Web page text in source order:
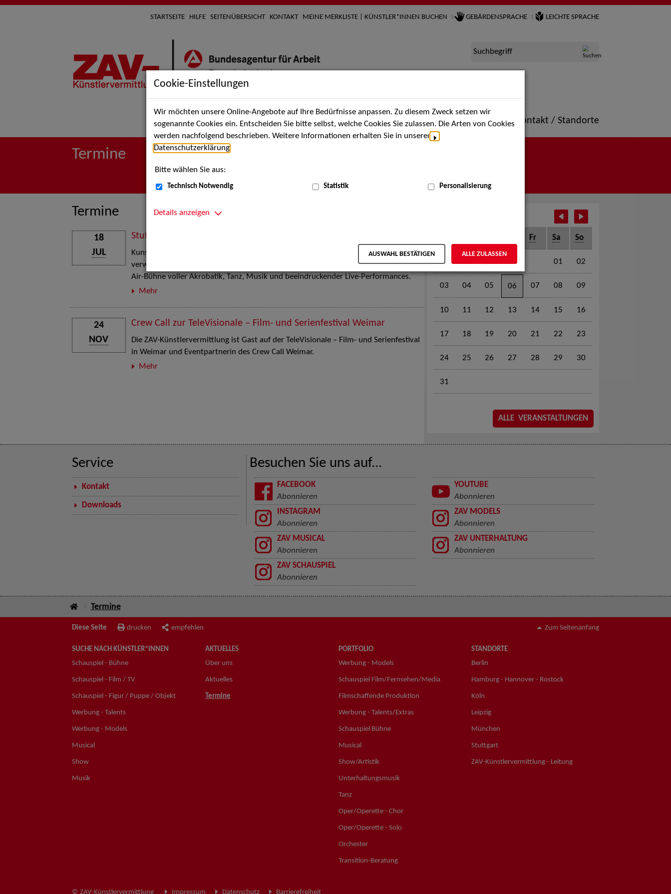
STARTSEITE HILFE SEITENÜBERSICHT KONTAKT MEINE MERKLISTE | KÜNSTLER*INNEN BUCHEN GEBÄRDENSPRACHE LEICHTE SPRACHE
Suchbegriff
Suche nach Künstler*innen Über uns Aktuelles Termine Portfolio Kontakt / Standorte
Termine
Termine
Stuttgart Street Art
Kunst, Live-Acts und Aktionen für Kinder und Familien. Die Stuttgart Street Art
verwandelt den Schlossplatz am 18. Juli 2026 von12 bis 18 Uhr in eine große Open-
Air-Bühne voller Akrobatik, Tanz, Musik und beeindruckender Live-Performances.
Mehr
18
JUL
Crew Call zur TeleVisionale – Film- und Serienfestival Weimar
Die ZAV-Künstlervermittlung ist Gast auf der TeleVisionale – Film- und Serienfestival
in Weimar und Eventpartnerin des Crew Call Weimar.
Mehr
24
NOV
Fr Sa So
01 02
03 04 05 06 07 08 09
10 11 12 13 14 15 16
17 18 19 20 21 22 23
24 25 26 27 28 29 30
31
ALLE VERANSTALTUNGEN
Service
Kontakt
Downloads
Besuchen Sie uns auf...
FACEBOOK
Abonnieren
YOUTUBE
Abonnieren
INSTAGRAM
Abonnieren
ZAV MODELS
Abonnieren
ZAV MUSICAL
Abonnieren
ZAV UNTERHALTUNG
Abonnieren
ZAV SCHAUSPIEL
Abonnieren
Termine
Diese Seite drucken empfehlen Zum Seitenanfang
SUCHE NACH KÜNSTLER*INNEN
Schauspiel - Bühne
Schauspiel - Film / TV
Schauspiel - Figur / Puppe / Objekt
Werbung - Talents
Werbung - Models
Musical
Show
Musik
AKTUELLES
Über uns
Aktuelles
Termine
PORTFOLIO
Werbung - Models
Schauspiel Film/Fernsehen/Media
Filmschaffende Produktion
Werbung - Talents/Extras
Schauspiel Bühne
Musical
Show/Artistik
Unterhaltungsmusik
Tanz
Oper/Operette - Chor
Oper/Operette - Solo
Orchester
Transition-Beratung
STANDORTE
Berlin
Hamburg - Hannover - Rostock
Köln
Leipzig
München
Stuttgart
ZAV-Künstlervermittlung - Leitung
© ZAV-Künstlervermittlung Impressum Datenschutz Barrierefreiheit
Cookie-Einstellungen
Wir möchten unsere Online-Angebote auf Ihre Bedürfnisse anpassen. Zu diesem Zweck setzen wir
sogenannte Cookies ein. Entscheiden Sie bitte selbst, welche Cookies Sie zulassen. Die Arten von Cookies
werden nachfolgend beschrieben. Weitere Informationen erhalten Sie in unserer
Datenschutzerklärung
Bitte wählen Sie aus:
Technisch Notwendig Statistik Personalisierung
Details anzeigen
AUSWAHL BESTÄTIGEN ALLE ZULASSEN